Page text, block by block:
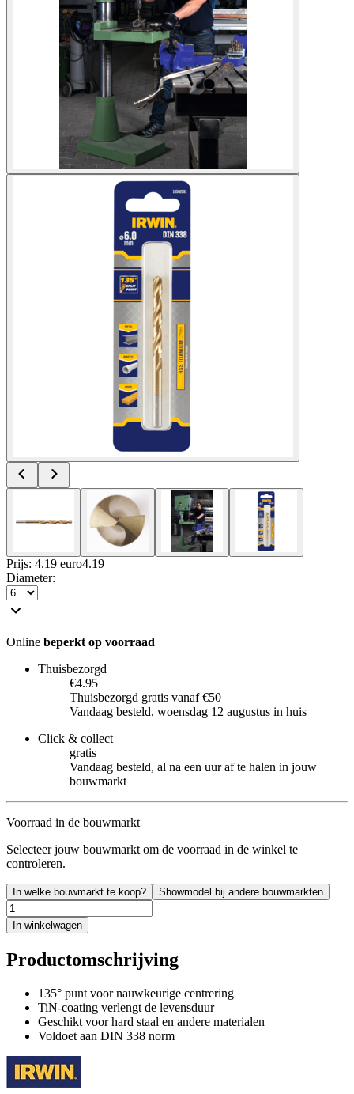
Prijs: 4.19 euro4.19
Diameter:
Online beperkt op voorraad
Thuisbezorgd
€4.95
Thuisbezorgd gratis vanaf €50
Vandaag besteld, woensdag 12 augustus in huis
Click & collect
gratis
Vandaag besteld, al na een uur af te halen in jouw
bouwmarkt
Voorraad in de bouwmarkt
Selecteer jouw bouwmarkt om de voorraad in de winkel te
controleren.
In welke bouwmarkt te koop? Showmodel bij andere bouwmarkten
In winkelwagen
Productomschrijving
135° punt voor nauwkeurige centrering
TiN-coating verlengt de levensduur
Geschikt voor hard staal en andere materialen
Voldoet aan DIN 338 norm